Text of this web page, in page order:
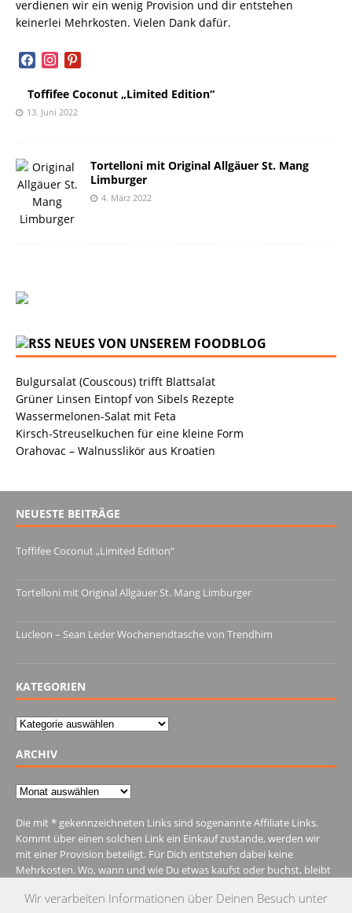
verdienen wir ein wenig Provision und dir entstehen
keinerlei Mehrkosten. Vielen Dank dafür.
facebookinstagram
pinterest
Toffifee Coconut „Limited Edition“
13. Juni 2022
Tortelloni mit Original Allgäuer St. Mang
Limburger
4. März 2022
NEUES VON UNSEREM FOODBLOG
Bulgursalat (Couscous) trifft Blattsalat
Grüner Linsen Eintopf von Sibels Rezepte
Wassermelonen-Salat mit Feta
Kirsch-Streuselkuchen für eine kleine Form
Orahovac – Walnusslikör aus Kroatien
NEUESTE BEITRÄGE
Toffifee Coconut „Limited Edition“
Tortelloni mit Original Allgäuer St. Mang Limburger
Lucleon – Sean Leder Wochenendtasche von Trendhim
KATEGORIEN
Kategorien
ARCHIV
Archiv
Die mit * gekennzeichneten Links sind sogenannte Affiliate Links.
Kommt über einen solchen Link ein Einkauf zustande, werden wir
mit einer Provision beteiligt. Für Dich entstehen dabei keine
Mehrkosten. Wo, wann und wie Du etwas kaufst oder buchst, bleibt
Wir verarbeiten Informationen über Deinen Besuch unter